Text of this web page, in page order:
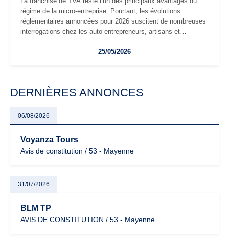
régime de la micro-entreprise. Pourtant, les évolutions
réglementaires annoncées pour 2026 suscitent de nombreuses
interrogations chez les auto-entrepreneurs, artisans et
facturation ou risque de bascule vers la TVA : les règles
25/05/2026
DERNIÈRES ANNONCES
06/08/2026
Voyanza Tours
Avis de constitution / 53 - Mayenne
31/07/2026
BLM TP
AVIS DE CONSTITUTION / 53 - Mayenne